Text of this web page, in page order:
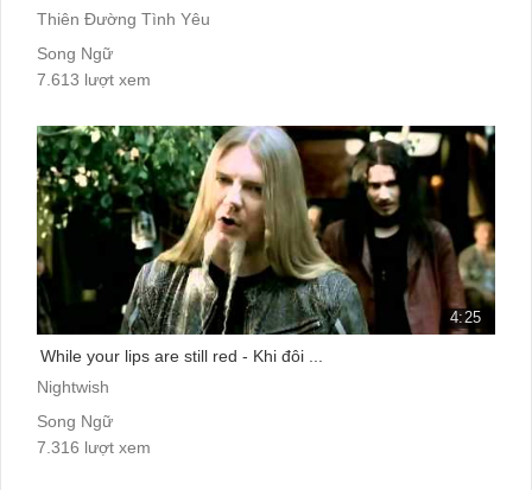
Thiên Đường Tình Yêu
Song Ngữ
7.613 lượt xem
4:25
While your lips are still red - Khi đôi ...
Nightwish
Song Ngữ
7.316 lượt xem